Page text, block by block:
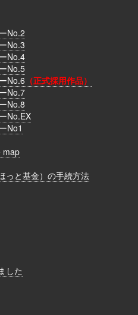
No.2
No.3
No.4
No.5
No.6 （正式採用作品）
No.7
No.8
No.EX
No1
map
っと基金）の手続方法
した